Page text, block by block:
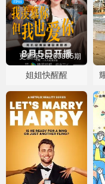
更新至20260805期
姐姐快醒醒